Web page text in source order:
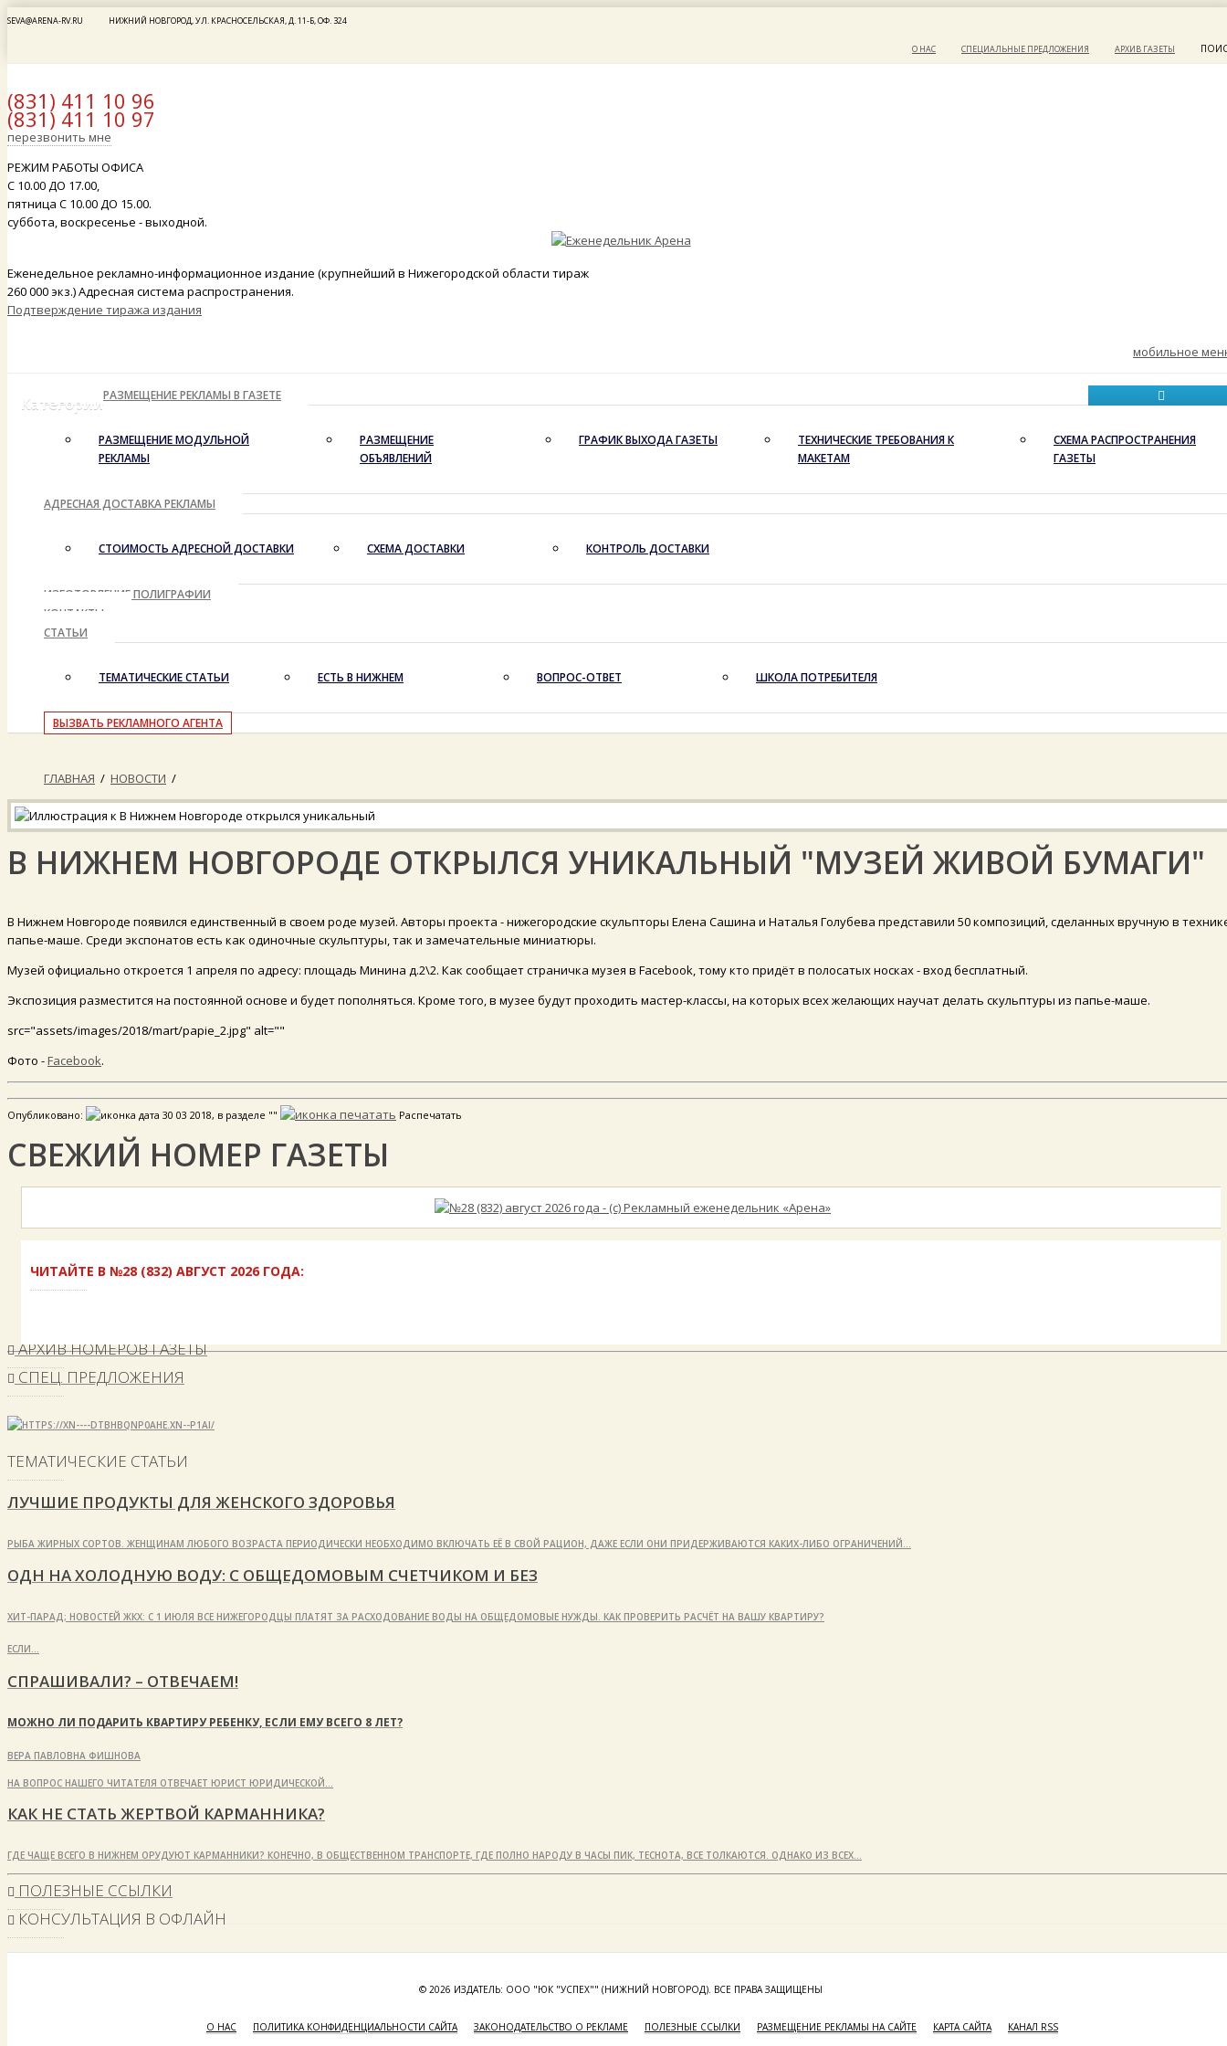
SEVA@ARENA-RV.RU НИЖНИЙ НОВГОРОД, УЛ. КРАСНОСЕЛЬСКАЯ, Д. 11-Б, ОФ. 324
О НАС СПЕЦИАЛЬНЫЕ ПРЕДЛОЖЕНИЯ АРХИВ ГАЗЕТЫ
x
(831) 411 10 96
(831) 411 10 97
перезвонить мне
РЕЖИМ РАБОТЫ ОФИСА
С 10.00 ДО 17.00,
пятница С 10.00 ДО 15.00.
суббота, воскресенье - выходной.
Еженедельное рекламно-информационное издание (крупнейший в Нижегородской области тираж
260 000 экз.) Адресная система распространения.
Подтверждение тиража издания
мобильное
КатегорииРАЗМЕЩЕНИЕ РЕКЛАМЫ В ГАЗЕТЕ
РАЗМЕЩЕНИЕ МОДУЛЬНОЙ
РЕКЛАМЫ
РАЗМЕЩЕНИЕ
ОБЪЯВЛЕНИЙ
ГРАФИК ВЫХОДА ГАЗЕТЫ
ТЕХНИЧЕСКИЕ ТРЕБОВАНИЯ К
МАКЕТАМ
СХЕМА РАСПРОСТРАНЕНИЯ
ГАЗЕТЫ
АДРЕСНАЯ ДОСТАВКА РЕКЛАМЫ
СТОИМОСТЬ АДРЕСНОЙ ДОСТАВКИ СХЕМА ДОСТАВКИ КОНТРОЛЬ ДОСТАВКИ
ИЗГОТОВЛЕНИЕ ПОЛИГРАФИИ
КОНТАКТЫ
СТАТЬИ
ТЕМАТИЧЕСКИЕ СТАТЬИ ЕСТЬ В НИЖНЕМ ВОПРОС-ОТВЕТ ШКОЛА ПОТРЕБИТЕЛЯ
ВЫЗВАТЬ РЕКЛАМНОГО АГЕНТА
ГЛАВНАЯ / НОВОСТИ /
В НИЖНЕМ НОВГОРОДЕ ОТКРЫЛСЯ УНИКАЛЬНЫЙ "МУЗЕЙ ЖИВОЙ БУМАГИ"
В Нижнем Новгороде появился единственный в своем роде музей. Авторы проекта - нижегородские скульпторы Елена Сашина и Наталья Голубева представили 50 композиций, сделанных вручную в
папье-маше. Среди экспонатов есть как одиночные скульптуры, так и замечательные миниатюры.
Музей официально откроется 1 апреля по адресу: площадь Минина д.2\2. Как сообщает страничка музея в Facebook, тому кто придёт в полосатых носках - вход бесплатный.
Экспозиция разместится на постоянной основе и будет пополняться. Кроме того, в музее будут проходить мастер-классы, на которых всех желающих научат делать скульптуры из папье-маше.
src="assets/images/2018/mart/papie_2.jpg" alt=""
Фото -Facebook.
Опубликовано: 30 03 2018, в разделе "" Распечатать
СВЕЖИЙ НОМЕР ГАЗЕТЫ
ЧИТАЙТЕ В №28 (832) АВГУСТ 2026 ГОДА:
АРХИВ НОМЕРОВ ГАЗЕТЫ
СПЕЦ. ПРЕДЛОЖЕНИЯ
ТЕМАТИЧЕСКИЕ СТАТЬИ
ЛУЧШИЕ ПРОДУКТЫ ДЛЯ ЖЕНСКОГО ЗДОРОВЬЯ
РЫБА ЖИРНЫХ СОРТОВ. ЖЕНЩИНАМ ЛЮБОГО ВОЗРАСТА ПЕРИОДИЧЕСКИ НЕОБХОДИМО ВКЛЮЧАТЬ ЕЁ В СВОЙ РАЦИОН, ДАЖЕ ЕСЛИ ОНИ ПРИДЕРЖИВАЮТСЯ КАКИХ-ЛИБО ОГРАНИЧЕНИЙ…
ОДН НА ХОЛОДНУЮ ВОДУ: С ОБЩЕДОМОВЫМ СЧЕТЧИКОМ И БЕЗ
ХИТ-ПАРАД; НОВОСТЕЙ ЖКХ: С 1 ИЮЛЯ ВСЕ НИЖЕГОРОДЦЫ ПЛАТЯТ ЗА РАСХОДОВАНИЕ ВОДЫ НА ОБЩЕДОМОВЫЕ НУЖДЫ. КАК ПРОВЕРИТЬ РАСЧЁТ НА ВАШУ КВАРТИРУ?
ЕСЛИ…
СПРАШИВАЛИ? – ОТВЕЧАЕМ!
МОЖНО ЛИ ПОДАРИТЬ КВАРТИРУ РЕБЕНКУ, ЕСЛИ ЕМУ ВСЕГО 8 ЛЕТ?
ВЕРА ПАВЛОВНА ФИШНОВА
НА ВОПРОС НАШЕГО ЧИТАТЕЛЯ ОТВЕЧАЕТ ЮРИСТ ЮРИДИЧЕСКОЙ…
КАК НЕ СТАТЬ ЖЕРТВОЙ КАРМАННИКА?
ГДЕ ЧАЩЕ ВСЕГО В НИЖНЕМ ОРУДУЮТ КАРМАННИКИ? КОНЕЧНО, В ОБЩЕСТВЕННОМ ТРАНСПОРТЕ, ГДЕ ПОЛНО НАРОДУ В ЧАСЫ ПИК, ТЕСНОТА, ВСЕ ТОЛКАЮТСЯ. ОДНАКО ИЗ ВСЕХ…
ПОЛЕЗНЫЕ ССЫЛКИ
КОНСУЛЬТАЦИЯ В ОФЛАЙН
© 2026 ИЗДАТЕЛЬ: ООО "ЮК "УСПЕХ"" (НИЖНИЙ НОВГОРОД). ВСЕ ПРАВА ЗАЩИЩЕНЫ
О НАС ПОЛИТИКА КОНФИДЕНЦИАЛЬНОСТИ САЙТА ЗАКОНОДАТЕЛЬСТВО О РЕКЛАМЕ ПОЛЕЗНЫЕ ССЫЛКИ РАЗМЕЩЕНИЕ РЕКЛАМЫ НА САЙТЕ КАРТА САЙТА КАНАЛ RSS